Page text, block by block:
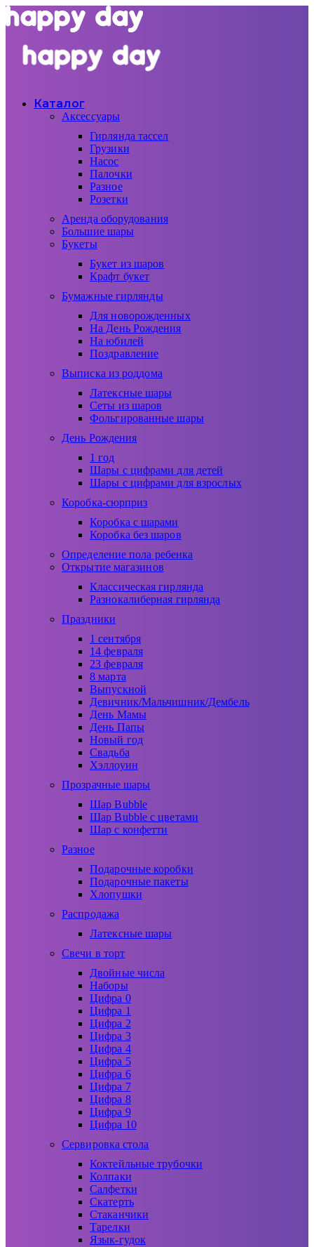
Каталог
Аксессуары
Гирлянда тассел
Грузики
Насос
Палочки
Разное
Розетки
Аренда оборудования
Большие шары
Букеты
Букет из шаров
Крафт букет
Бумажные гирлянды
Для новорожденных
На День Рождения
На юбилей
Поздравление
Выписка из роддома
Латексные шары
Сеты из шаров
Фольгированные шары
День Рождения
1 год
Шары с цифрами для детей
Шары с цифрами для взрослых
Коробка-сюрприз
Коробка с шарами
Коробка без шаров
Определение пола ребенка
Открытие магазинов
Классическая гирлянда
Разнокалиберная гирлянда
Праздники
1 сентября
14 февраля
23 февраля
8 марта
Выпускной
Девичник/Мальчишник/Дембель
День Мамы
День Папы
Новый год
Свадьба
Хэллоуин
Прозрачные шары
Шар Bubble
Шар Bubble с цветами
Шар с конфетти
Разное
Подарочные коробки
Подарочные пакеты
Хлопушки
Распродажа
Латексные шары
Свечи в торт
Двойные числа
Наборы
Цифра 0
Цифра 1
Цифра 2
Цифра 3
Цифра 4
Цифра 5
Цифра 6
Цифра 7
Цифра 8
Цифра 9
Цифра 10
Сервировка стола
Коктейльные трубочки
Колпаки
Салфетки
Скатерть
Стаканчики
Тарелки
Язык-гудок